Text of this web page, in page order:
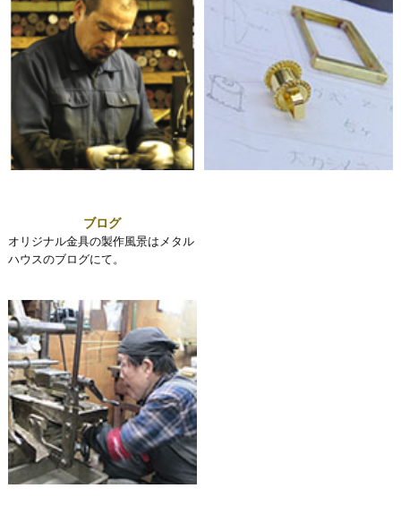
ブログ
オリジナル金具の製作風景はメタル
ハウスのブログにて。